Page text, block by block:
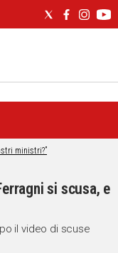
si scusa, e
il video di scuse